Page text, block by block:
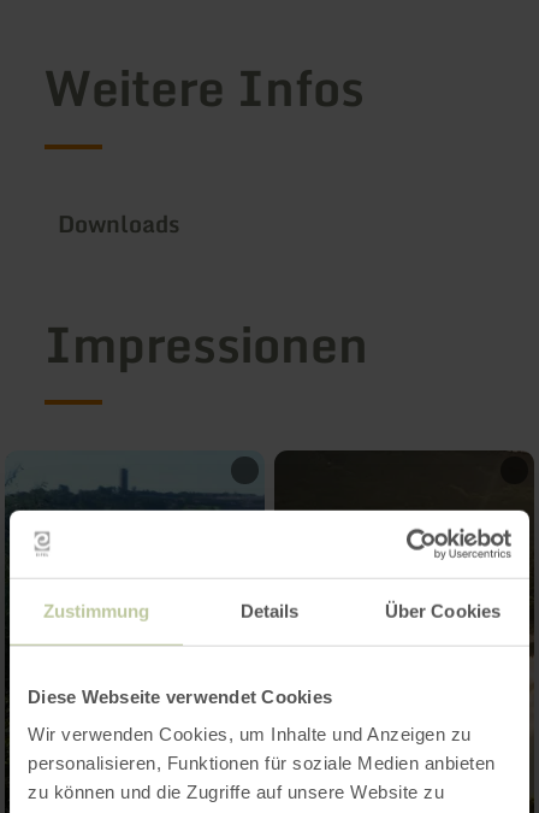
Zustimmung Details Über Cookies
Diese Webseite verwendet Cookies
Wir verwenden Cookies, um Inhalte und Anzeigen zu
personalisieren, Funktionen für soziale Medien anbieten
zu können und die Zugriffe auf unsere Website zu
Weitere Infos
Downloads
Impressionen